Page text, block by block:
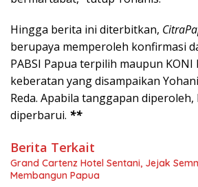
Hingga berita ini diterbitkan,
berupaya memperoleh konfirmasi
PABSI Papua terpilih maupun
keberatan yang disampaikan
Reda. Apabila tanggapan
diperbarui. **
Berita Terkait
Grand Cartenz Hotel Sentani, Jejak
Membangun Papua